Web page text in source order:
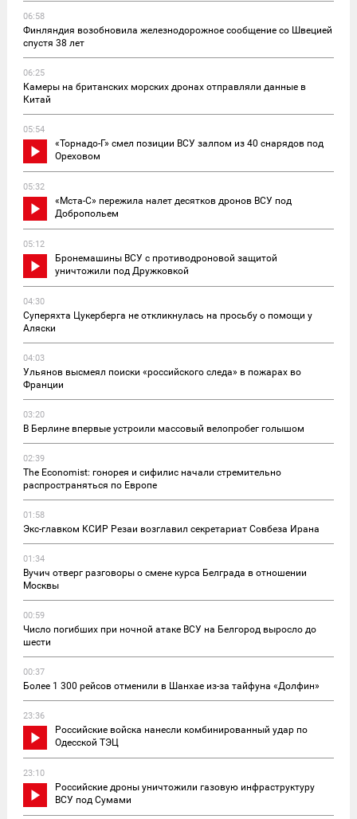
06:58
Финляндия возобновила железнодорожное сообщение со Швецией
спустя 38 лет
06:25
Камеры на британских морских дронах отправляли данные в
Китай
05:54
«Торнадо-Г» смел позиции ВСУ залпом из 40 снарядов под
Ореховом
05:32
«Мста-С» пережила налет десятков дронов ВСУ под
Добропольем
05:12
Бронемашины ВСУ с противодроновой защитой
уничтожили под Дружковкой
04:30
Суперяхта Цукерберга не откликнулась на просьбу о помощи у
Аляски
04:03
Ульянов высмеял поиски «российского следа» в пожарах во
Франции
03:20
В Берлине впервые устроили массовый велопробег голышом
02:39
The Economist: гонорея и сифилис начали стремительно
распространяться по Европе
01:58
Экс-главком КСИР Резаи возглавил секретариат Совбеза Ирана
01:34
Вучич отверг разговоры о смене курса Белграда в отношении
Москвы
00:59
Число погибших при ночной атаке ВСУ на Белгород выросло до
шести
00:37
Более 1 300 рейсов отменили в Шанхае из-за тайфуна «Долфин»
23:36
Российские войска нанесли комбинированный удар по
Одесской ТЭЦ
23:10
Российские дроны уничтожили газовую инфраструктуру
ВСУ под Сумами